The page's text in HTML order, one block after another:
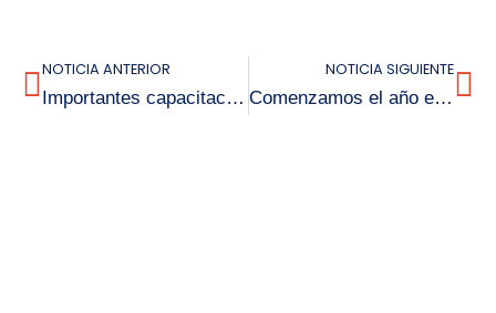
NOTICIA ANTERIOR
Importantes capacitaciones a inicios del año escolar
NOTICIA SIGUIENTE
Comenzamos el año escolar 2024 y de la mejor forma